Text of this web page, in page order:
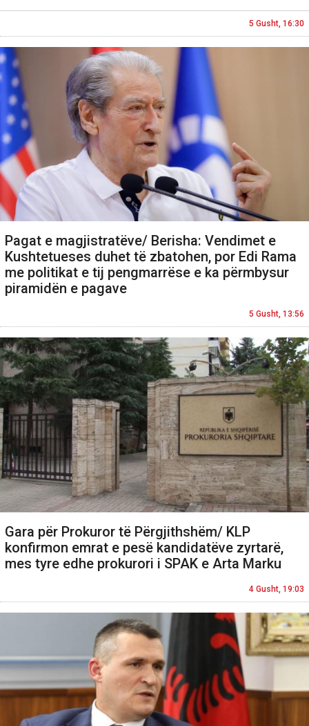
5 Gusht, 16:30
Pagat e magjistratëve/ Berisha: Vendimet e
Kushtetueses duhet të zbatohen, por Edi Rama
me politikat e tij pengmarrëse e ka përmbysur
piramidën e pagave
5 Gusht, 13:56
Gara për Prokuror të Përgjithshëm/ KLP
konfirmon emrat e pesë kandidatëve zyrtarë,
mes tyre edhe prokurori i SPAK e Arta Marku
4 Gusht, 19:03